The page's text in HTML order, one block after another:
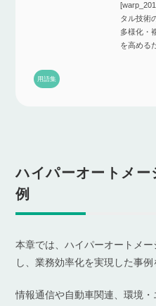
タル技術
多様化・
を高める
用語集
ハイパーオートメ
例
本章では、ハイパーオートメ
し、業務効率化を実現した事例
情報通信や自動車関連、環境